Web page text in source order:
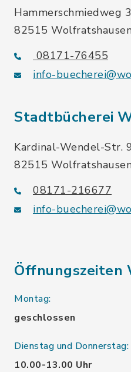
Hammerschmiedweg 3
82515
08171-76455
info-
Stadtbücherei
Kardinal-Wendel-Str.
82515
08171-216677
info-
Öffnungszeiten
Montag:
geschlossen
Dienstag und Donnerstag:
10.00-13.00 Uhr